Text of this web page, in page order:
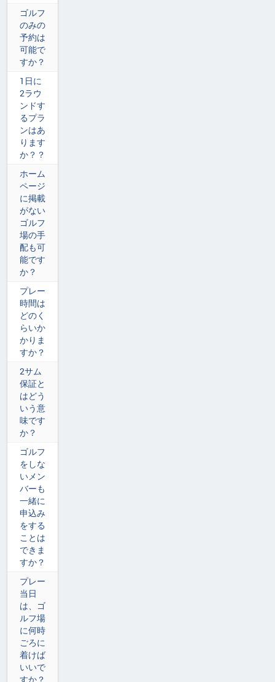
ゴルフ
のみの
予約は
可能で
すか？
1日に
2ラウ
ンドす
るプラ
ンはあ
ります
か？？
ホーム
ページ
に掲載
がない
ゴルフ
場の手
配も可
能です
か？
プレー
時間は
どのく
らいか
かりま
すか？
2サム
保証と
はどう
いう意
味です
か？
ゴルフ
をしな
いメン
バーも
一緒に
申込み
をする
ことは
できま
すか？
プレー
当日
は、ゴ
ルフ場
に何時
ごろに
着けば
いいで
すか？